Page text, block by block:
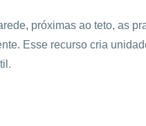
próximas ao teto, as
Esse recurso cria